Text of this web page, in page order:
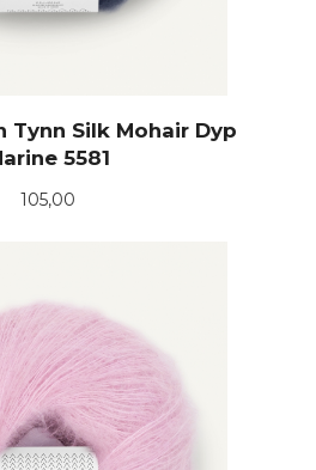
Tynn Silk Mohair Dyp
5581
Pris
105,00